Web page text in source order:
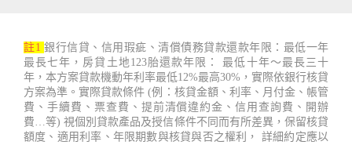
註1 銀行信貸、信用瑕疵、清償債務貸款還款年限：最低一年
最長七年，房貸土地123胎還款年限： 最低十年～最長三十
年，本方案貸款機動年利率最低12%最高30%，實際依銀行核貸
方案為準。實際貸款條件 (例：核貸金額、利率、月付金、帳管
費、手續費、票查費、提前清償違約金、信用查詢費、開辦
費…等) 視個別貸款產品及授信條件不同而有所差異，保留核貸
額度、適用利率、年限期數與核貸與否之權利， 詳細約定應以